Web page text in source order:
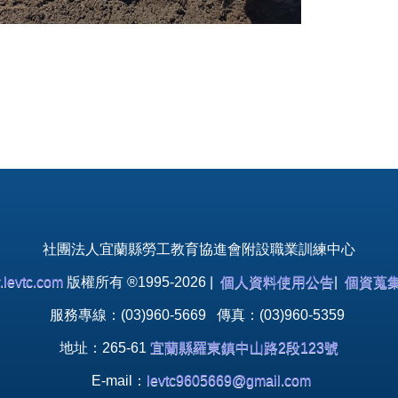
社團法人宜蘭縣勞工教育協進會附設職業訓練中心
版權所有 ®1995-2026 | 個人資料使用公告| 個資蒐
服務專線：(03)960-5669 傳真：(03)960-5359
地址：265-61 宜蘭縣羅東鎮中山路2段123號
E-mail： levtc9605669@gmail.com